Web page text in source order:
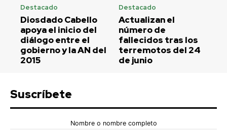
Destacado
Diosdado Cabello
apoya el inicio del
diálogo entre el
gobierno y la AN del
2015
Destacado
Actualizan el
número de
fallecidos tras los
terremotos del 24
de junio
Suscríbete
Nombre o nombre completo